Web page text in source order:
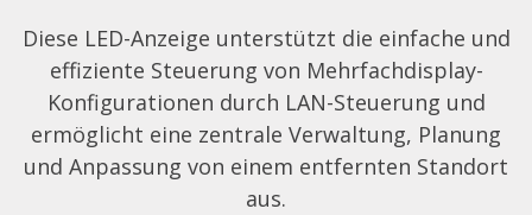
Diese LED-Anzeige unterstützt die einfache und
effiziente Steuerung von Mehrfachdisplay-
Konfigurationen durch LAN-Steuerung und
ermöglicht eine zentrale Verwaltung, Planung
und Anpassung von einem entfernten Standort
aus.